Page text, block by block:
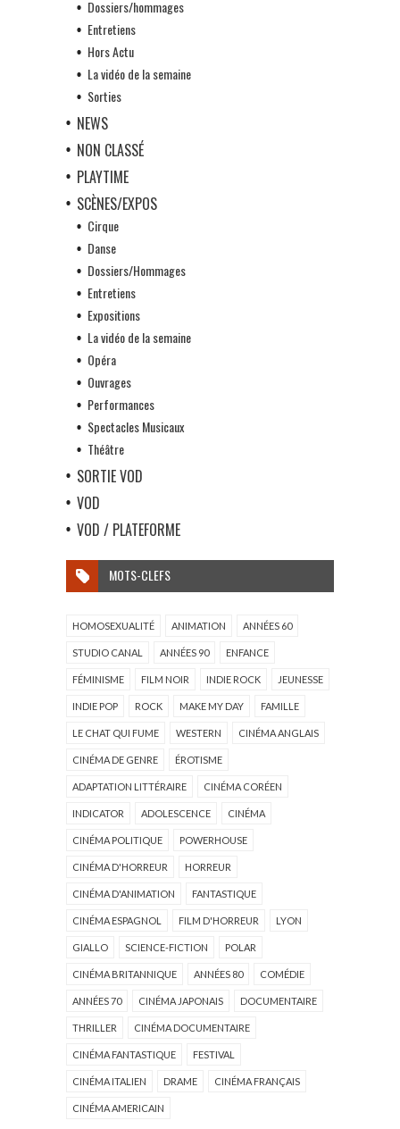
Dossiers/hommages
Entretiens
Hors Actu
La vidéo de la semaine
Sorties
NEWS
NON CLASSÉ
PLAYTIME
SCÈNES/EXPOS
Cirque
Danse
Dossiers/Hommages
Entretiens
Expositions
La vidéo de la semaine
Opéra
Ouvrages
Performances
Spectacles Musicaux
Théâtre
SORTIE VOD
VOD
VOD / PLATEFORME
MOTS-CLEFS
HOMOSEXUALITÉ ANIMATION ANNÉES 60
STUDIO CANAL ANNÉES 90 ENFANCE
FÉMINISME FILM NOIR INDIE ROCK JEUNESSE
INDIE POP ROCK MAKE MY DAY FAMILLE
LE CHAT QUI FUME WESTERN CINÉMA ANGLAIS
CINÉMA DE GENRE ÉROTISME
ADAPTATION LITTÉRAIRE CINÉMA CORÉEN
INDICATOR ADOLESCENCE CINÉMA
CINÉMA POLITIQUE POWERHOUSE
CINÉMA D'HORREUR HORREUR
CINÉMA D'ANIMATION FANTASTIQUE
CINÉMA ESPAGNOL FILM D'HORREUR LYON
GIALLO SCIENCE-FICTION POLAR
CINÉMA BRITANNIQUE ANNÉES 80 COMÉDIE
ANNÉES 70 CINÉMA JAPONAIS DOCUMENTAIRE
THRILLER CINÉMA DOCUMENTAIRE
CINÉMA FANTASTIQUE FESTIVAL
CINÉMA ITALIEN DRAME CINÉMA FRANÇAIS
CINÉMA AMERICAIN